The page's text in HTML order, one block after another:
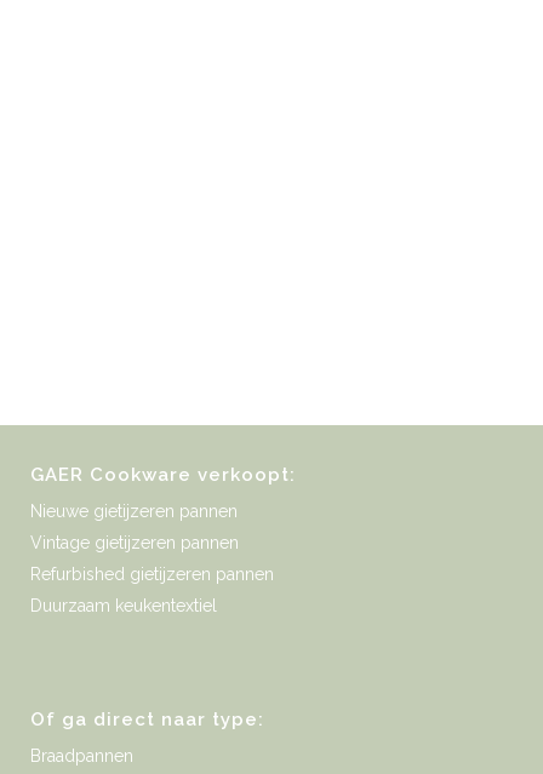
GAER Cookware verkoopt:
Nieuwe gietijzeren pannen
Vintage gietijzeren pannen
Refurbished gietijzeren pannen
Duurzaam keukentextiel
Of ga direct naar type:
Braadpannen